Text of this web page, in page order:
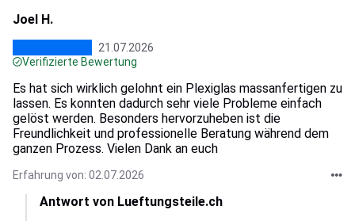
Joel H.
21.07.2026
Verifizierte Bewertung
Es hat sich wirklich gelohnt ein Plexiglas massanfertigen zu
lassen. Es konnten dadurch sehr viele Probleme einfach
gelöst werden. Besonders hervorzuheben ist die
Freundlichkeit und professionelle Beratung während dem
ganzen Prozess. Vielen Dank an euch
Erfahrung von: 02.07.2026
Antwort von Lueftungsteile.ch